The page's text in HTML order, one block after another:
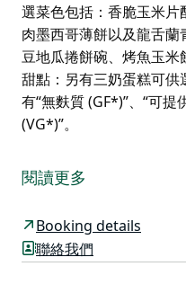
選菜色包括：香脆玉米
肉墨西哥薄餅以及龍舌
豆地瓜捲餅碗、烤魚玉米
甜點：另有三奶蛋糕可
有“無麩質 (GF*)”、“可提
(VG*)”。
絲墨西哥風格！他們為您
雞尾酒和瑪格麗塔雞尾酒！
選單範例
開胃菜和小食：可選菜色
閱讀更多
Booking details
聯絡我們